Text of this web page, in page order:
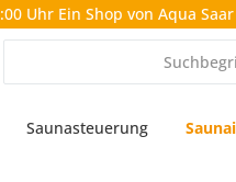
Uhr Ein Shop von Aqua
Saunasteuerung